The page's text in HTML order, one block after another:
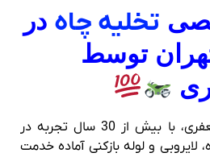
تخلیه چاه در
توسط
ما در مجموعه برادران جعفری، با بیش از 30 سال تجربه در
لایروبی و لوله‌ بازکنی آماده خدمت‌